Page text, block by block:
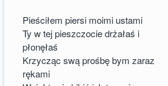
Pieściłem piersi moimi ustami
Ty w tej pieszczocie drżałaś i
płonęłaś
Krzycząc swą prośbę bym zaraz
rękami